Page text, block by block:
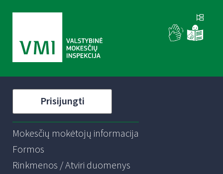
Prisijungti
Mokesčių mokėtojų informacija
Formos
Rinkmenos / Atviri duomenys